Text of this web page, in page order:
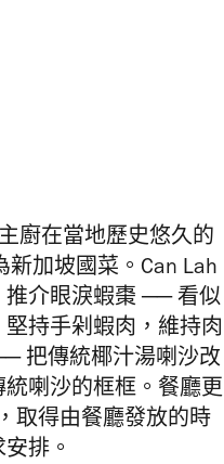
廚在當地歷史悠久的
加坡國菜。Can Lah
推介眼淚蝦棗 ── 看似
持手剁蝦肉，維持肉
把傳統椰汁湯喇沙改
喇沙的框框。餐廳更
取得由餐廳發放的時
排。